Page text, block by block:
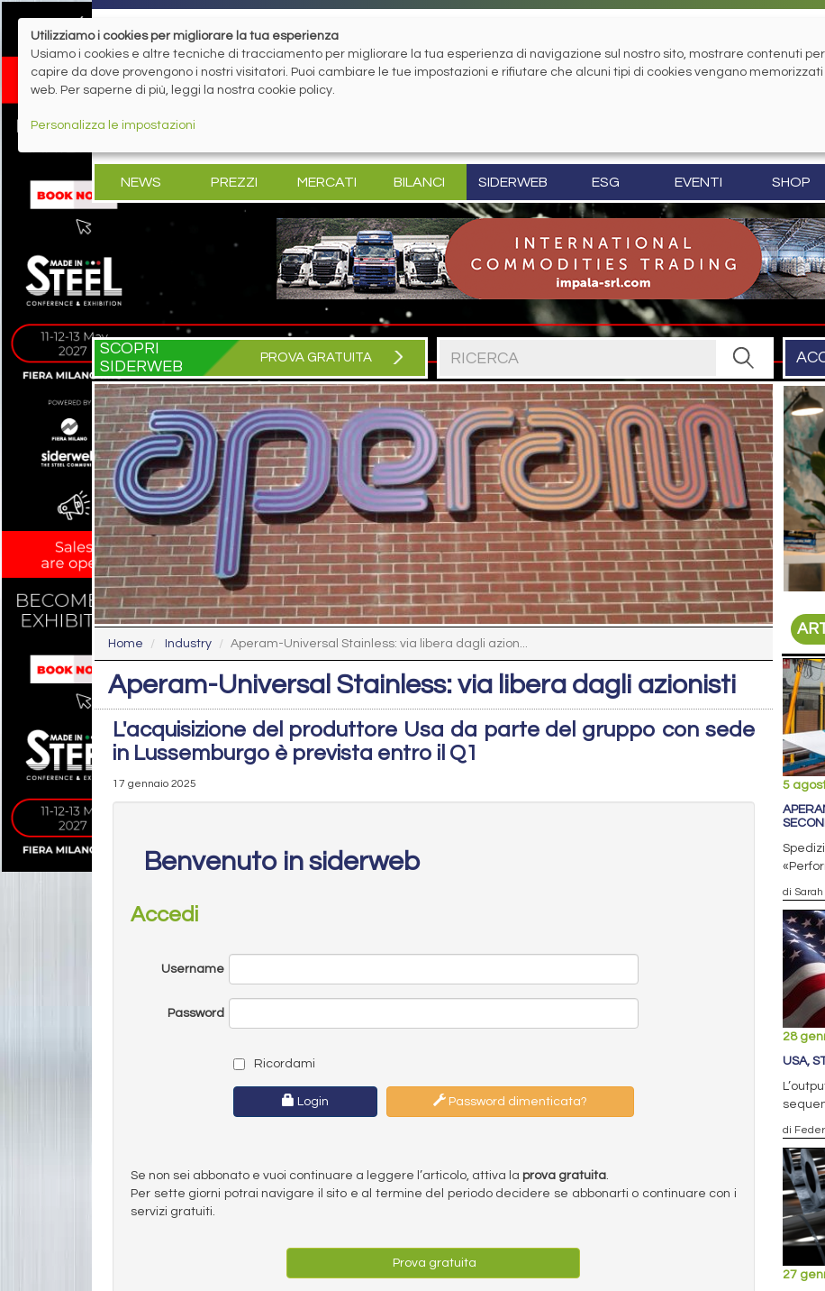
NEWS PREZZI MERCATI BILANCI SIDERWEB ESG EVENTI SHOP
SCOPRI
SIDERWEB
PROVA GRATUITA
Home Industry Aperam-Universal Stainless: via libera dagli azion...
Aperam-Universal Stainless: via libera dagli azionisti
L'acquisizione del produttore Usa da parte del gruppo con sede
in Lussemburgo è prevista entro il Q1
17 gennaio 2025
Benvenuto in siderweb
Accedi
Username
Password
Ricordami
Login Password dimenticata?
Se non sei abbonato e vuoi continuare a leggere l’articolo, attiva la prova gratuita.
Per sette giorni potrai navigare il sito e al termine del periodo decidere se abbonarti o continuare con i
servizi gratuiti.
Prova gratuita
5
di Sarah
28
USA,
di
27
Utilizziamo i cookies per migliorare la tua esperienza
Usiamo i cookies e altre tecniche di tracciamento per migliorare la tua esperienza di navigazione sul nostro sito, mostrare contenuti
capire da dove provengono i nostri visitatori. Puoi cambiare le tue impostazioni e rifiutare che alcuni tipi di cookies vengano
web. Per saperne di più, leggi la nostra cookie policy.
Personalizza le impostazioni